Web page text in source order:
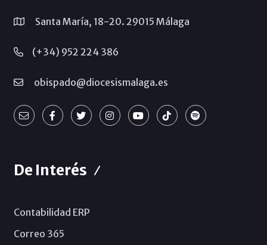
Santa María, 18-20. 29015 Málaga
(+34) 952 224 386
obispado@diocesismalaga.es
De Interés
Contabilidad ERP
Correo 365